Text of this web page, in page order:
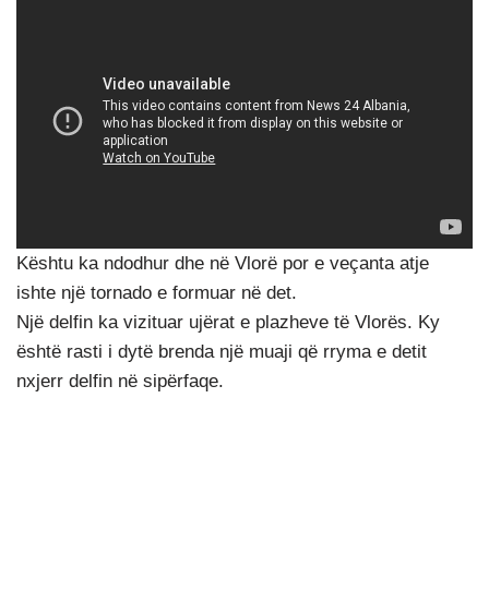
Kështu ka ndodhur dhe në Vlorë por e veçanta atje
ishte një tornado e formuar në det.
Një delfin ka vizituar ujërat e plazheve të Vlorës. Ky
është rasti i dytë brenda një muaji që rryma e detit
nxjerr delfin në sipërfaqe.